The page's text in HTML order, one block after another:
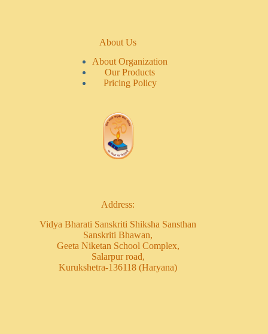
About Us
About Organization
Our Products
Pricing Policy
Address:
Vidya Bharati Sanskriti Shiksha Sansthan
Sanskriti Bhawan,
Geeta Niketan School Complex,
Salarpur road,
Kurukshetra-136118 (Haryana)